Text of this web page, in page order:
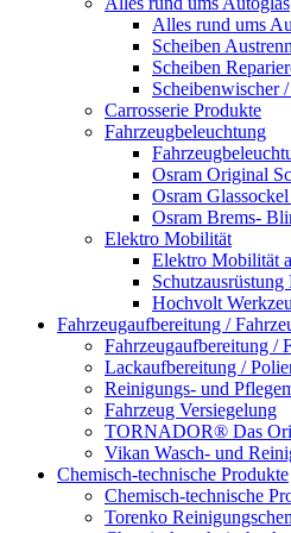
Alles rund ums
Scheiben
Scheiben
Scheibenwischer
Carrosserie Produkte
Fahrzeugbeleuchtung
Osram Original
Osram
Osram Brems-
Elektro Mobilität
Elektro Mobilität
Hochvolt
Fahrzeugaufbereitung /
Fahrzeugaufbereitung /
Lackaufbereitung /
Reinigungs- und
Fahrzeug Versiegelung
TORNADOR® Das
Vikan Wasch- und
Chemisch-technische Produkte
Chemisch-technische
Torenko